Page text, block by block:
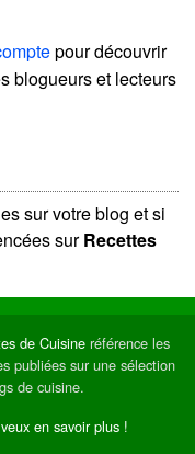
pour découvrir
blogueurs et lecteurs
sur votre blog et si
surRecettes
de Cuisine référence les
publiées sur une sélection
de cuisine.
en savoir plus !